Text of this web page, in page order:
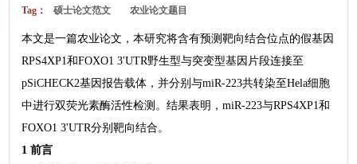
Tag： 硕士论文范文 农业论文题目
本文是一篇农业论文，本研究将含有预测靶向结合位点的假基因
RPS4XP1和FOXO1 3'UTR野生型与突变型基因片段连接至
pSiCHECK2基因报告载体，并分别与miR-223共转染至Hela细胞
中进行双荧光素酶活性检测。结果表明，miR-223与RPS4XP1和
FOXO1 3'UTR分别靶向结合。
1 前言